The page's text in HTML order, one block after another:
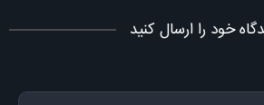
خود را ارسال کنید